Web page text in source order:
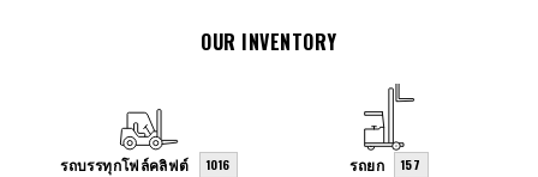
OUR INVENTORY
รถบรรทุกโฟล์คลิฟต์ 1016 รถยก 157